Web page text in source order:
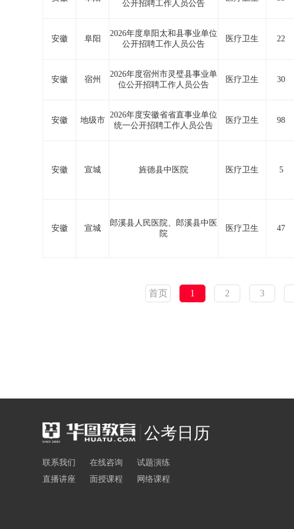
公开招聘工作人员公告
安徽 阜阳
2026年度阜阳太和县事业单位
公开招聘工作人员公告
医疗卫生 22
安徽 宿州
2026年度宿州市灵璧县事业单
位公开招聘工作人员公告
医疗卫生 30
安徽 地级市
2026年度安徽省省直事业单位
统一公开招聘工作人员公告
医疗卫生 98
安徽 宣城 旌德县中医院 医疗卫生 5
安徽 宣城
郎溪县人民医院、郎溪县中医
院
医疗卫生 47
首页 1 2 3
公考日历
联系我们 在线咨询
试题演练
直播讲座
面授课程 网络课程